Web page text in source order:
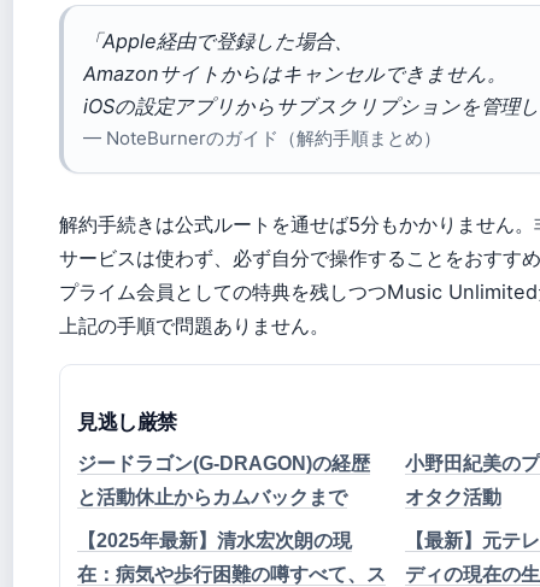
「Apple経由で登録した場合、
Amazonサイトからはキャンセルできません。
iOSの設定アプリからサブスクリプションを管理
— NoteBurnerのガイド（解約手順まとめ）
解約手続きは公式ルートを通せば5分もかかりません
サービスは使わず、必ず自分で操作することをおすす
プライム会員としての特典を残しつつMusic
上記の手順で問題ありません。
見逃し厳禁
ジードラゴン(G-DRAGON)の経歴
と活動休止からカムバックまで
小野田紀美の
オタク活動
【2025年最新】清水宏次朗の現
在：病気や歩行困難の噂すべて、ス
【最新】元テ
ディの現在の